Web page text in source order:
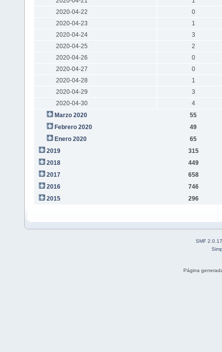
2020-04-22
0
2020-04-23
1
2020-04-24
3
2020-04-25
2
2020-04-26
0
2020-04-27
0
2020-04-28
1
2020-04-29
3
2020-04-30
4
Marzo 2020
55
Febrero 2020
49
Enero 2020
65
2019
315
2018
449
2017
658
2016
746
2015
296
SMF 2.0.17
Página